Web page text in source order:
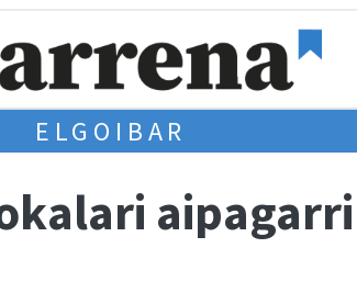
ELGOIBAR